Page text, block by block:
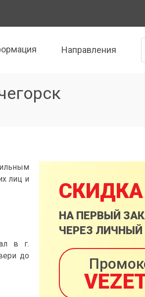
Направления
лиц и
в г.
до
СКИДКА
НА ПЕРВЫЙ
ЧЕРЕЗ ЛИЧНЫЙ